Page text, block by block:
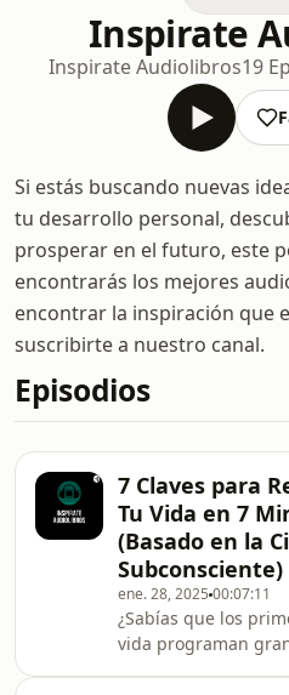
Inspirate
Inspirate Audiolibros19
Si estás buscando nuevas
tu desarrollo personal,
prosperar en el futuro, este
encontrarás los mejores
encontrar la inspiración que
suscribirte a nuestro canal.
Episodios
7 Claves para
Tu Vida en 7
(Basado en la
Subconsciente)
ene. 28, 2025 00:07:11
¿Sabías que los
vida programan